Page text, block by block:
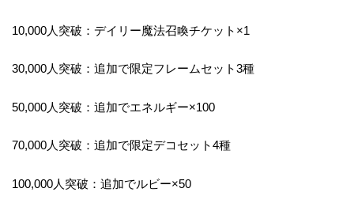
10,000人突破：デイリー魔法召喚チケット×1
30,000人突破：追加で限定フレームセット3種
50,000人突破：追加でエネルギー×100
70,000人突破：追加で限定デコセット4種
100,000人突破：追加でルビー×50